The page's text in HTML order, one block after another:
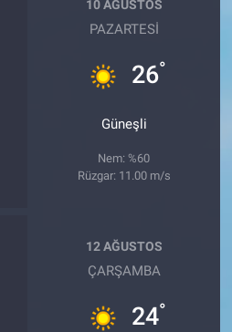
10 AĞUSTOS
PAZARTESI
26°
Güneşli
Nem: %60
Rüzgar: 11.00 m/s
12 AĞUSTOS
ÇARŞAMBA
24°